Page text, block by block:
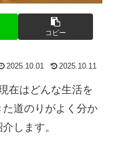
コピー
2025.10.01 2025.10.11
在はどんな生活を
道のりがよく分か
します。